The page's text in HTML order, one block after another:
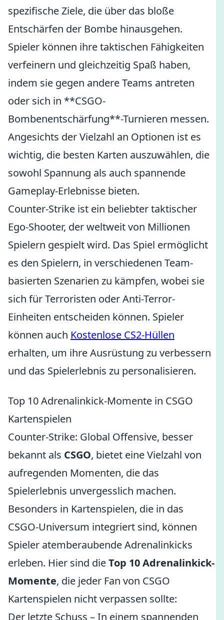
spezifische Ziele, die über das bloße
Entschärfen der Bombe hinausgehen.
Spieler können ihre taktischen Fähigkeiten
verfeinern und gleichzeitig Spaß haben,
indem sie gegen andere Teams antreten
oder sich in **CSGO-
Bombenentschärfung**-Turnieren messen.
Angesichts der Vielzahl an Optionen ist es
wichtig, die besten Karten auszuwählen, die
sowohl Spannung als auch spannende
Gameplay-Erlebnisse bieten.
Counter-Strike ist ein beliebter taktischer
Ego-Shooter, der weltweit von Millionen
Spielern gespielt wird. Das Spiel ermöglicht
es den Spielern, in verschiedenen Team-
basierten Szenarien zu kämpfen, wobei sie
sich für Terroristen oder Anti-Terror-
Einheiten entscheiden können. Spieler
können auch Kostenlose CS2-Hüllen
erhalten, um ihre Ausrüstung zu verbessern
und das Spielerlebnis zu personalisieren.
Top 10 Adrenalinkick-Momente in CSGO
Kartenspielen
Counter-Strike: Global Offensive, besser
bekannt als CSGO, bietet eine Vielzahl von
aufregenden Momenten, die das
Spielerlebnis unvergesslich machen.
Besonders in Kartenspielen, die in das
CSGO-Universum integriert sind, können
Spieler atemberaubende Adrenalinkicks
erleben. Hier sind dieTop 10 Adrenalinkick-
Momente, die jeder Fan von CSGO
Kartenspielen nicht verpassen sollte:
Der letzte Schuss – In einem spannenden